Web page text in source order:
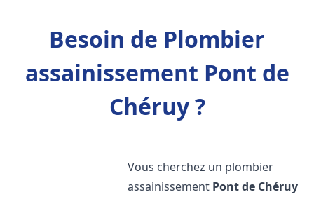
Besoin de Plombier
assainissement Pont de
Chéruy ?
Vous cherchez un plombier
assainissement Pont de Chéruy